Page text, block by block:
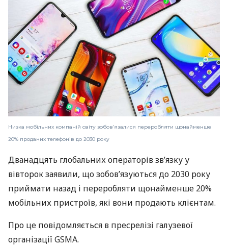
Низка мобільних компаній світу зобов’язалися переробляти щонайменше
20% проданих телефонів до 2030 року
Дванадцять глобальних операторів зв’язку у
вівторок заявили, що зобов’язуються до 2030 року
приймати назад і переробляти щонайменше 20%
мобільних пристроїв, які вони продають клієнтам.
Про це повідомляється в пресрелізі галузевої
організації GSMA.